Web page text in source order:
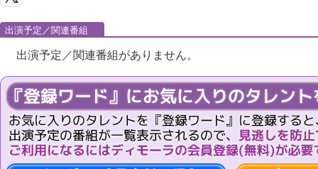
出演予定／関連番組
出演予定／関連番組がありません。